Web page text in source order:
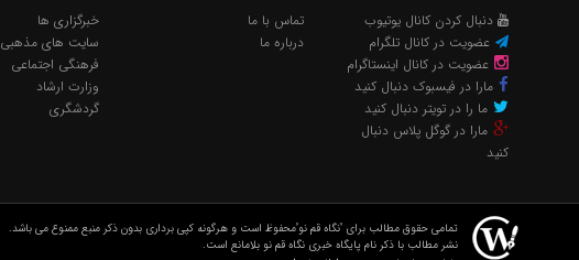
دنبال کردن کانال یوتیوب
عضویت در کانال تلگرام
عضویت در کانال اینستاگرام
مارا در فیسبوک دنبال کنید
ما را در تویتر دنبال کنید
مارا در گوگل پلاس دنبال
کنید
تماس با ما
درباره ما
خبرگزاری ها
سایت های مذهبی
فرهنگی اجتماعی
وزارت ارشاد
گردشگری
تمامی حقوق مطالب برای "نگاه قم نو"محفوظ است و هرگونه کپی برداری بدون ذکر منبع ممنوع می باشد.
نشر مطالب با ذکر نام پایگاه خبری نگاه قم نو بلامانع است.